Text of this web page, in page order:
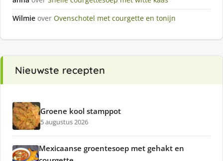
Wilmie over Ovenschotel met courgette en tonijn
Nieuwste recepten
Groene kool stamppot
5 augustus 2026
Mexicaanse groentesoep met gehakt en